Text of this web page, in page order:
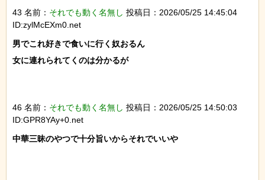
43 名前： それでも動く名無し 投稿日：2026/05/25 14:45:04
ID:zylMcEXm0.net
男でこれ好きで食いに行く奴おるん
女に連れられてくのは分かるが
46 名前： それでも動く名無し 投稿日：2026/05/25 14:50:03
ID:GPR8YAy+0.net
中華三昧のやつで十分旨いからそれでいいや